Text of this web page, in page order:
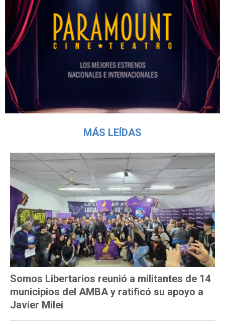
MÁS LEÍDAS
Somos Libertarios reunió a militantes de 14
municipios del AMBA y ratificó su apoyo a
Javier Milei